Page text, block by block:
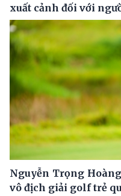
xuất cảnh đối với
Nguyễn Trọng
vô địch giải golf trẻ